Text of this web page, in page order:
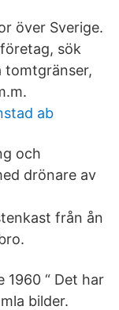
över Sverige.
sök
tomtgränser,
ab
och
drönare av
från ån
1960 “ Det har
bilder.